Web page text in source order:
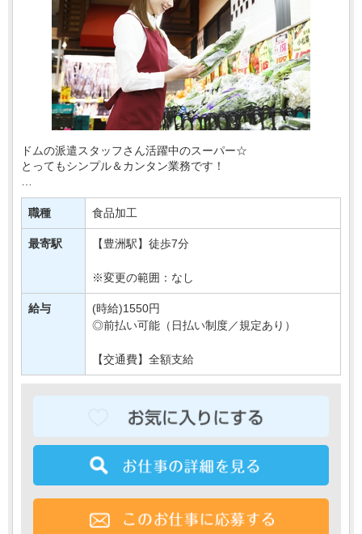
ドムの派遣スタッフさん活躍中のスーパー☆
とってもシンプル＆カンタン業務です！
職場では20～60代まで幅広い世代が活躍中です！
どなたでも無理なくなじめる環境なので
ご安心くださいね＊
＜週4～5日・・・
職種 食品加工
最寄駅 【豊洲駅】徒歩7分
※変更の範囲：なし
給与
(時給)1550円
◎前払い可能（日払い制度／規定あり）
【交通費】全額支給